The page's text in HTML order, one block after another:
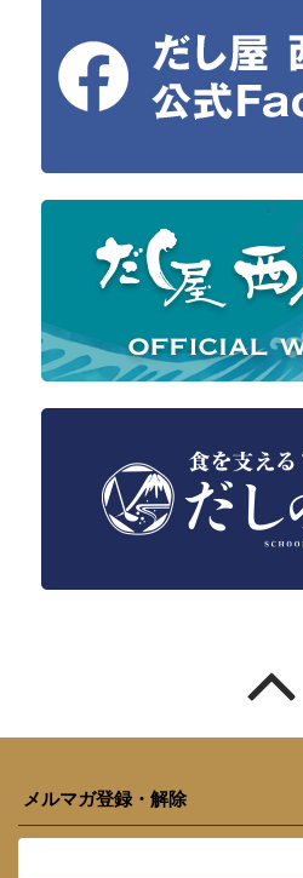
メルマガ登録・解除